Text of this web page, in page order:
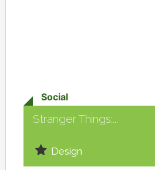
Stranger Things:...
Design
Social